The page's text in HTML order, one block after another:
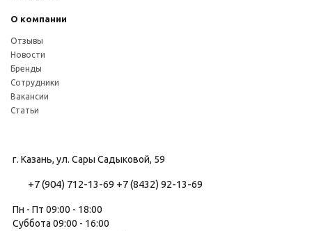
г. Казань, ул. Сары Садыковой, 59
+7 (904) 712-13-69 +7 (8432) 92-13-69
Пн - Пт 09:00 - 18:00
Суббота 09:00 - 16:00
О компании
Отзывы
Новости
Бренды
Сотрудники
Вакансии
Статьи